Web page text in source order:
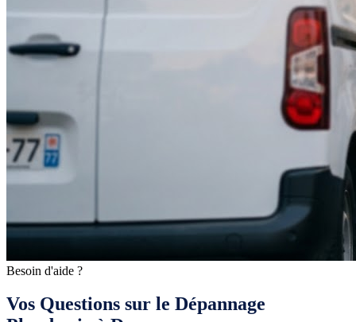
Besoin d'aide ?
Vos Questions sur le Dépannage